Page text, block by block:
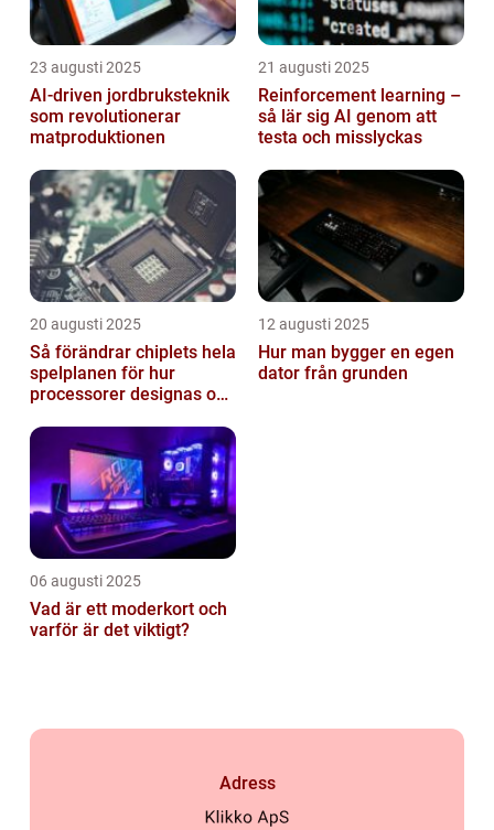
23 augusti 2025
AI‑driven jordbruksteknik
som revolutionerar
matproduktionen
21 augusti 2025
Reinforcement learning –
så lär sig AI genom att
testa och misslyckas
20 augusti 2025
Så förändrar chiplets hela
spelplanen för hur
processorer designas och
12 augusti 2025
Hur man bygger en egen
dator från grunden
06 augusti 2025
Vad är ett moderkort och
varför är det viktigt?
Adress